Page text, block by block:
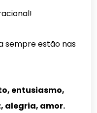
sempre estão nas
entusiasmo,
alegria, amor.